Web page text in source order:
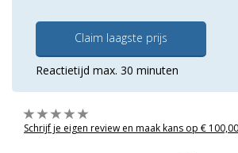
Claim laagste prijs
Reactietijd max. 30 minuten
Schrijf je eigen review en maak kans op € 100,00